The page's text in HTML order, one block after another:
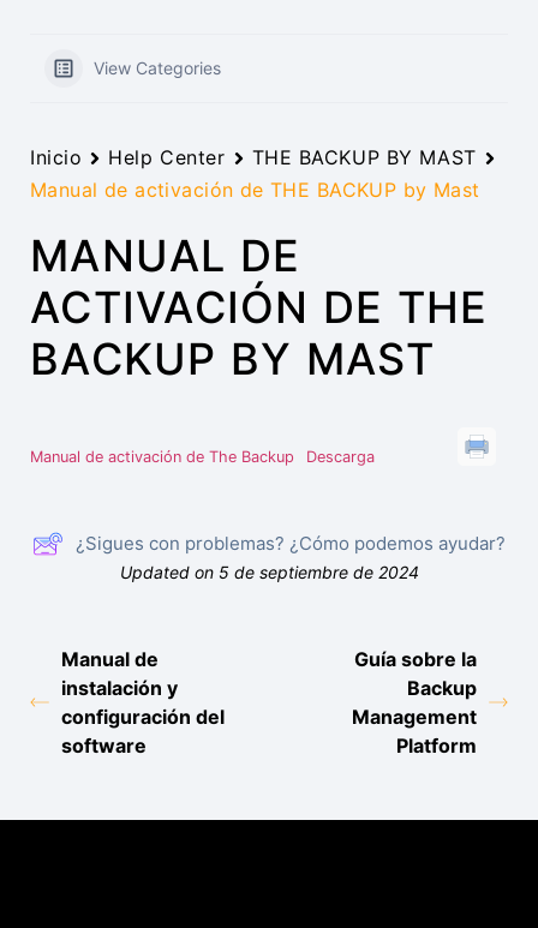
View Categories
Inicio Help Center
THE BACKUP BY MAST
Manual de activación de THE BACKUP by Mast
MANUAL DE
ACTIVACIÓN DE THE
BACKUP BY MAST
Manual de activación de The Backup Descarga
¿Sigues con problemas? ¿Cómo podemos ayudar?
Updated on 5 de septiembre de 2024
Manual de
instalación y
configuración del
software
Guía sobre la
Backup
Management
Platform